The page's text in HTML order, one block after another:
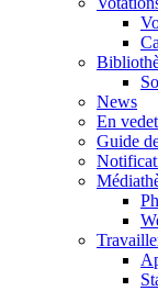
News
En
Guide